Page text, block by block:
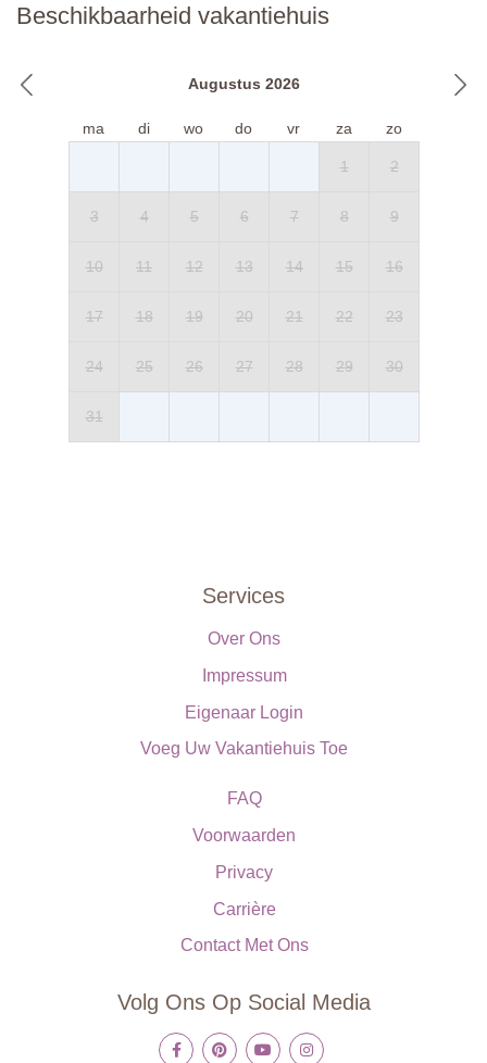
Beschikbaarheid vakantiehuis
Augustus 2026
ma di wo do vr za zo
1 2
3 4 5 6 7 8 9
10 11 12 13 14 15 16
17 18 19 20 21 22 23
24 25 26 27 28 29 30
31
Services
Over Ons
Impressum
Eigenaar Login
Voeg Uw Vakantiehuis Toe
FAQ
Voorwaarden
Privacy
Carrière
Contact Met Ons
Volg Ons Op Social Media